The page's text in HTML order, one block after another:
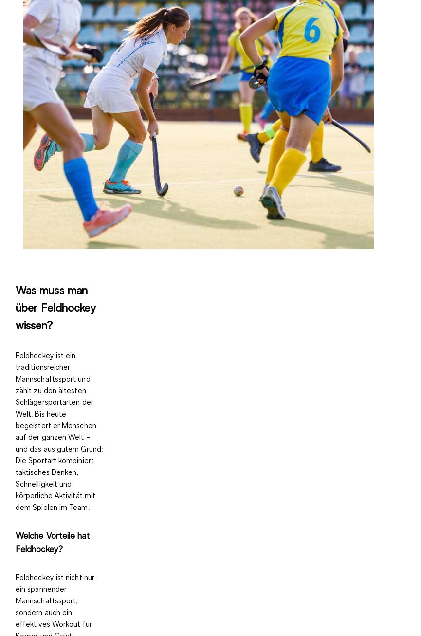
Was muss man
über Feldhockey
wissen?
Feldhockey ist ein
traditionsreicher
Mannschaftssport und
zählt zu denältesten
Schlägersportarten der
Welt.Bis heute
begeistert er Menschen
auf der ganzen Welt –
und das aus gutem Grund:
Die Sportart kombiniert
taktisches Denken,
Schnelligkeit und
körperliche Aktivität mit
dem Spielen im Team.
Welche Vorteile hat
Feldhockey?
Feldhockey ist nicht nur
ein spannender
Mannschaftssport,
sondern auch ein
effektives Workout für